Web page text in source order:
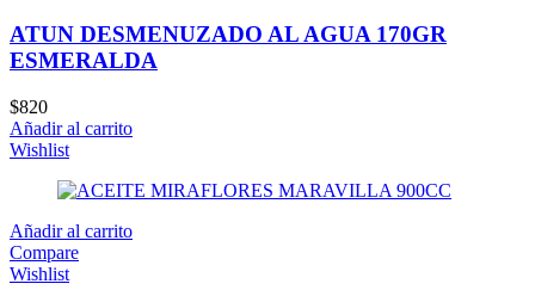
ATUN DESMENUZADO AL AGUA 170GR
ESMERALDA
$820
Añadir al carrito
Wishlist
Añadir al carrito
Compare
Wishlist